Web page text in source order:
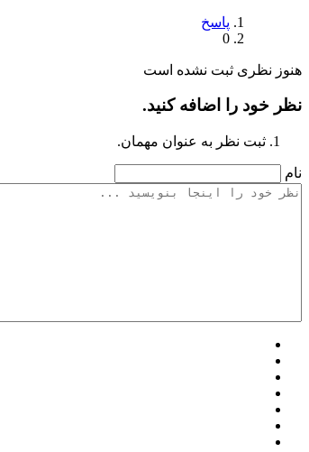
پاسخ
0
هنوز نظری ثبت نشده است
نظر خود را اضافه کنید.
ثبت نظر به عنوان مهمان.
نام